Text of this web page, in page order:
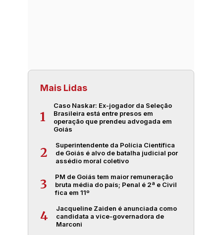
Mais Lidas
1
Caso Naskar: Ex-jogador da Seleção
Brasileira está entre presos em
operação que prendeu advogada em
Goiás
2
Superintendente da Polícia Científica
de Goiás é alvo de batalha judicial por
assédio moral coletivo
3
PM de Goiás tem maior remuneração
bruta média do país; Penal é 2ª e Civil
fica em 11º
4
Jacqueline Zaiden é anunciada como
candidata a vice-governadora de
Marconi